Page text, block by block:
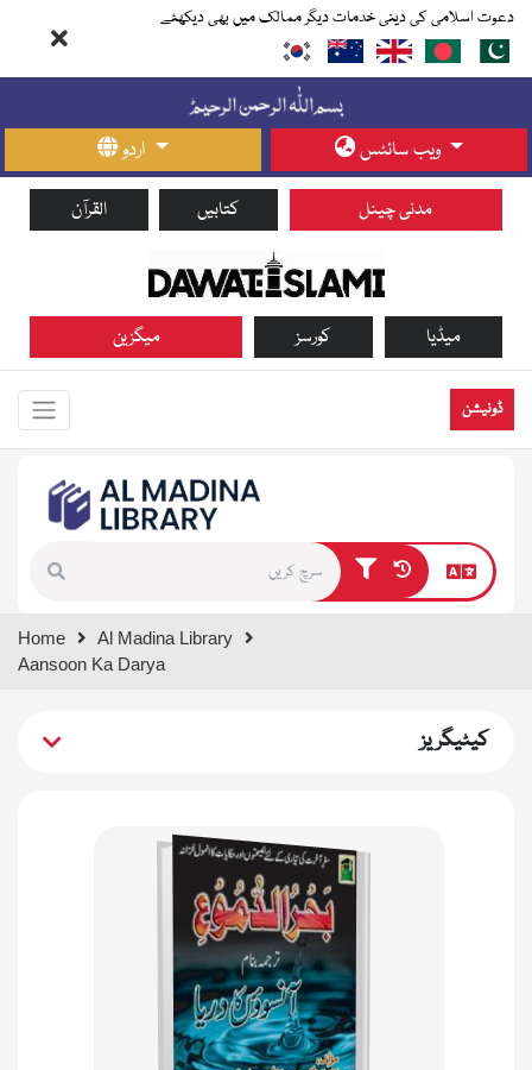
دعوت اسلامی کی دینی خدمات دیگر ممالک میں بھی دیکھئے
اردو ویب سائٹس
القرآن کتابیں مدنی چینل
میگزین کورسز میڈیا
ڈونیشن
results.
Home
Al Madina Library
Aansoon Ka Darya
کیٹیگریز